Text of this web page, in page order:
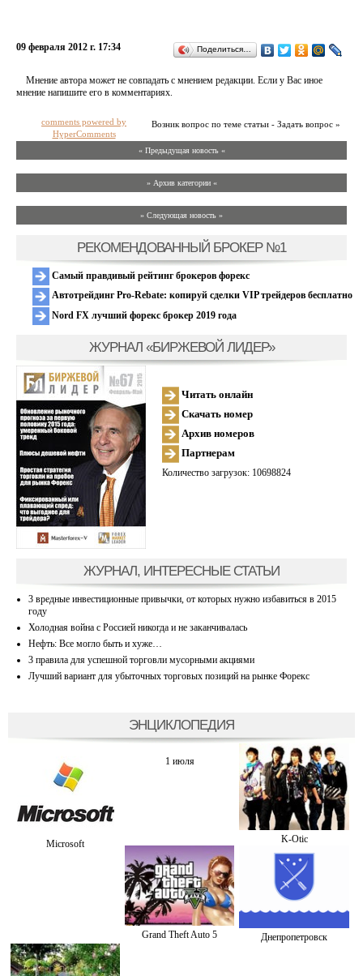
09 февраля 2012 г. 17:34 Поделиться…
Мнение автора может не совпадать с мнением редакции. Если у Вас иное
мнение напишите его в комментариях.
Возник вопрос по теме статьи - Задать вопрос »
comments powered by
HyperComments
« Предыдущая новость «
» Архив категории «
» Следующая новость »
РЕКОМЕНДОВАННЫЙ БРОКЕР №1
Самый правдивый рейтинг брокеров форекс
Автотрейдинг Pro-Rebate: копируй сделки VIP трейдеров бесплатно
Nord FX лучший форекс брокер 2019 года
ЖУРНАЛ «БИРЖЕВОЙ ЛИДЕР»
Читать онлайн
Скачать номер
Архив номеров
Партнерам
Количество загрузок: 10698824
ЖУРНАЛ, ИНТЕРЕСНЫЕ СТАТЬИ
3 вредные инвестиционные привычки, от которых нужно избавиться в 2015
году
Холодная война с Россией никогда и не заканчивалась
Нефть: Все могло быть и хуже…
3 правила для успешной торговли мусорными акциями
Лучший вариант для убыточных торговых позиций на рынке Форекс
ЭНЦИКЛОПЕДИЯ
Microsoft
1 июля
K-Otiс
Grand Theft Auto 5 Днепропетровск